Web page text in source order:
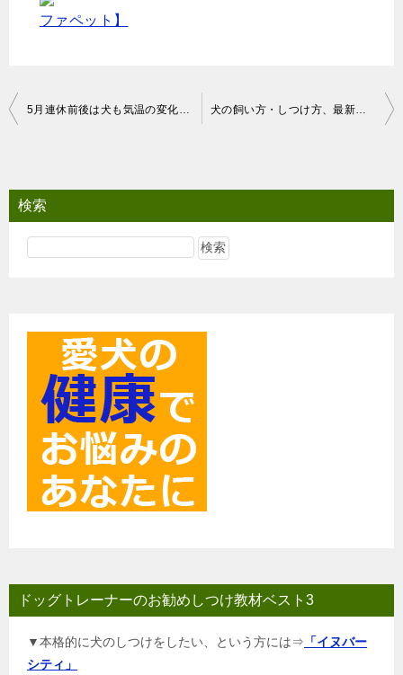
ファペット】
投
ビ
ゲ
5月連休前後は犬も気温の変化に要注意！ 犬の飼い方・しつけ方、最新情報が正しいとは限らない
検索
ドッグトレーナーのお勧めしつけ教材ベスト3
▼本格的に犬のしつけをしたい、という方には⇒ 「イヌバー
シティ」